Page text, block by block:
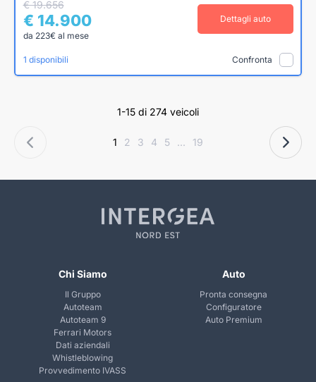
€ 19.656
€ 14.900
da 223€ al mese
Dettagli auto
1 disponibili Confronta
1-15 di 274 veicoli
1 2 3 4 5 ... 19
Chi Siamo
Il Gruppo
Autoteam
Autoteam 9
Ferrari Motors
Dati aziendali
Whistleblowing
Provvedimento IVASS
Auto
Pronta consegna
Configuratore
Auto Premium